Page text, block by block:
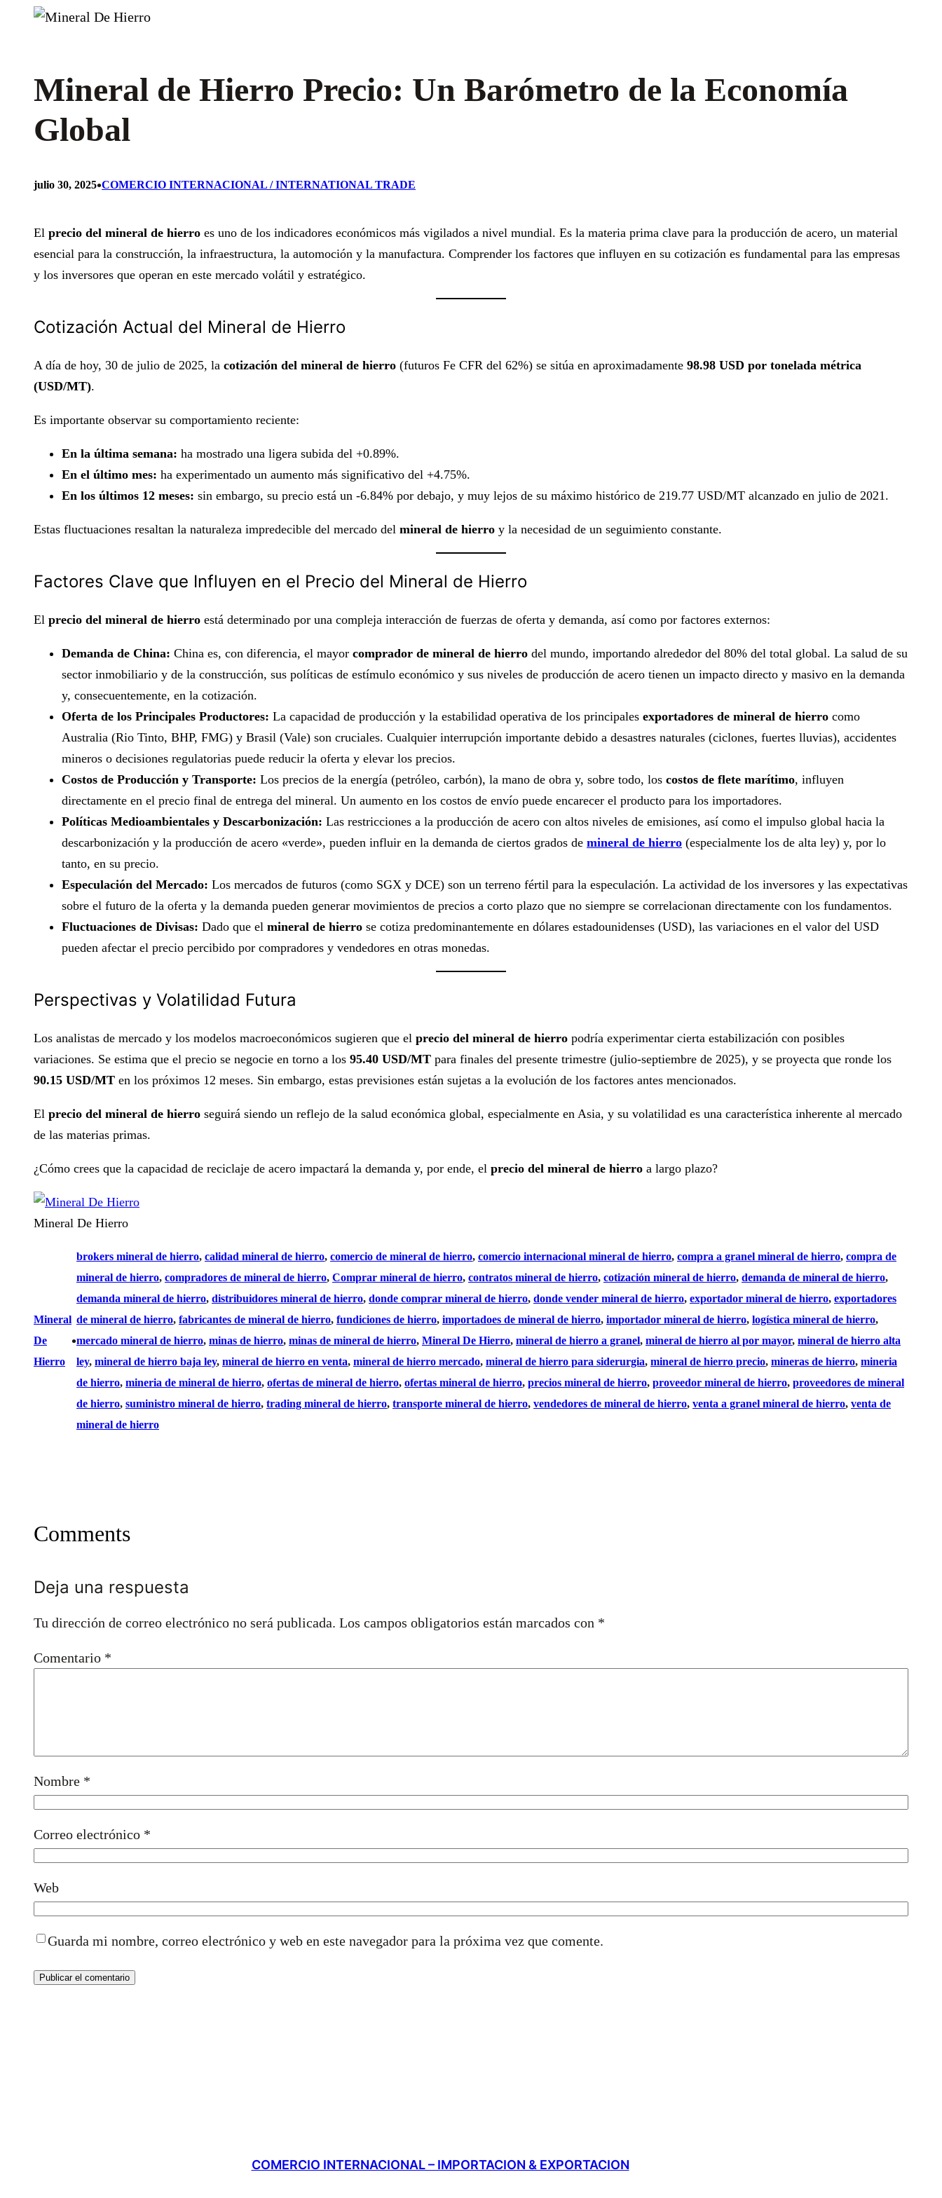
Mineral de Hierro Precio: Un Barómetro de la Economía
Global
julio 30, 2025•COMERCIO INTERNACIONAL / INTERNATIONAL TRADE
El precio del mineral de hierro es uno de los indicadores económicos más vigilados a nivel mundial. Es la materia prima clave para la producción de acero, un material
esencial para la construcción, la infraestructura, la automoción y la manufactura. Comprender los factores que influyen en su cotización es fundamental para las empresas
y los inversores que operan en este mercado volátil y estratégico.
Cotización Actual del Mineral de Hierro
A día de hoy, 30 de julio de 2025, la cotización del mineral de hierro (futuros Fe CFR del 62%) se sitúa en aproximadamente 98.98 USD por tonelada métrica
(USD/MT).
Es importante observar su comportamiento reciente:
En la última semana: ha mostrado una ligera subida del +0.89%.
En el último mes: ha experimentado un aumento más significativo del +4.75%.
En los últimos 12 meses: sin embargo, su precio está un -6.84% por debajo, y muy lejos de su máximo histórico de 219.77 USD/MT alcanzado en julio de 2021.
Estas fluctuaciones resaltan la naturaleza impredecible del mercado del mineral de hierro y la necesidad de un seguimiento constante.
Factores Clave que Influyen en el Precio del Mineral de Hierro
El precio del mineral de hierro está determinado por una compleja interacción de fuerzas de oferta y demanda, así como por factores externos:
Demanda de China: China es, con diferencia, el mayor comprador de mineral de hierro del mundo, importando alrededor del 80% del total global. La salud de su
sector inmobiliario y de la construcción, sus políticas de estímulo económico y sus niveles de producción de acero tienen un impacto directo y masivo en la demanda
y, consecuentemente, en la cotización.
Oferta de los Principales Productores: La capacidad de producción y la estabilidad operativa de los principales exportadores de mineral de hierro como
Australia (Rio Tinto, BHP, FMG) y Brasil (Vale) son cruciales. Cualquier interrupción importante debido a desastres naturales (ciclones, fuertes lluvias), accidentes
mineros o decisiones regulatorias puede reducir la oferta y elevar los precios.
Costos de Producción y Transporte: Los precios de la energía (petróleo, carbón), la mano de obra y, sobre todo, los costos de flete marítimo, influyen
directamente en el precio final de entrega del mineral. Un aumento en los costos de envío puede encarecer el producto para los importadores.
Políticas Medioambientales y Descarbonización: Las restricciones a la producción de acero con altos niveles de emisiones, así como el impulso global hacia la
descarbonización y la producción de acero «verde», pueden influir en la demanda de ciertos grados de mineral de hierro (especialmente los de alta ley) y, por lo
tanto, en su precio.
Especulación del Mercado: Los mercados de futuros (como SGX y DCE) son un terreno fértil para la especulación. La actividad de los inversores y las expectativas
sobre el futuro de la oferta y la demanda pueden generar movimientos de precios a corto plazo que no siempre se correlacionan directamente con los fundamentos.
Fluctuaciones de Divisas: Dado que el mineral de hierro se cotiza predominantemente en dólares estadounidenses (USD), las variaciones en el valor del USD
pueden afectar el precio percibido por compradores y vendedores en otras monedas.
Perspectivas y Volatilidad Futura
Los analistas de mercado y los modelos macroeconómicos sugieren que el precio del mineral de hierro podría experimentar cierta estabilización con posibles
variaciones. Se estima que el precio se negocie en torno a los 95.40 USD/MT para finales del presente trimestre (julio-septiembre de 2025), y se proyecta que ronde los
90.15 USD/MT en los próximos 12 meses. Sin embargo, estas previsiones están sujetas a la evolución de los factores antes mencionados.
El precio del mineral de hierro seguirá siendo un reflejo de la salud económica global, especialmente en Asia, y su volatilidad es una característica inherente al mercado
de las materias primas.
¿Cómo crees que la capacidad de reciclaje de acero impactará la demanda y, por ende, el precio del mineral de hierro a largo plazo?
Mineral De Hierro
Mineral
De
Hierro
•
brokers mineral de hierro, calidad mineral de hierro, comercio de mineral de hierro, comercio internacional mineral de hierro, compra a granel mineral de hierro, compra de
mineral de hierro, compradores de mineral de hierro, Comprar mineral de hierro, contratos mineral de hierro, cotización mineral de hierro, demanda de mineral de hierro
demanda mineral de hierro, distribuidores mineral de hierro, donde comprar mineral de hierro, donde vender mineral de hierro, exportador mineral de hierro, exportadores
de mineral de hierro, fabricantes de mineral de hierro, fundiciones de hierro, importadoes de mineral de hierro, importador mineral de hierro, logística mineral de hierro
mercado mineral de hierro, minas de hierro, minas de mineral de hierro, Mineral De Hierro, mineral de hierro a granel, mineral de hierro al por mayor, mineral de hierro alta
ley, mineral de hierro baja ley, mineral de hierro en venta, mineral de hierro mercado, mineral de hierro para siderurgia, mineral de hierro precio, mineras de hierro, mineria
de hierro, mineria de mineral de hierro, ofertas de mineral de hierro, ofertas mineral de hierro, precios mineral de hierro, proveedor mineral de hierro, proveedores de mineral
de hierro, suministro mineral de hierro, trading mineral de hierro, transporte mineral de hierro, vendedores de mineral de hierro, venta a granel mineral de hierro, venta de
mineral de hierro
Comments
Deja una respuesta
Tu dirección de correo electrónico no será publicada. Los campos obligatorios están marcados con *
Comentario *
Nombre *
Correo electrónico *
Web
Guarda mi nombre, correo electrónico y web en este navegador para la próxima vez que comente.
COMERCIO INTERNACIONAL – IMPORTACION & EXPORTACION